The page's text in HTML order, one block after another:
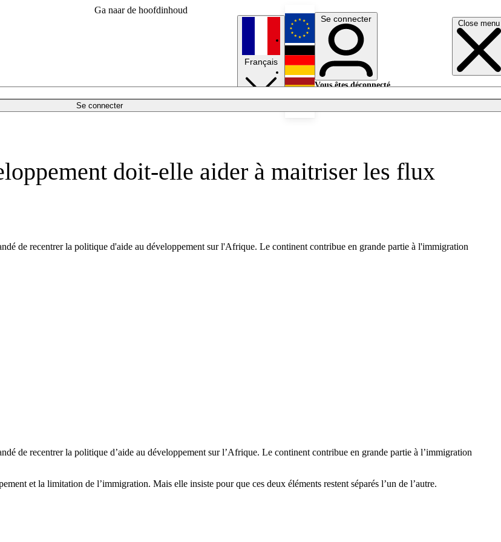
Ga naar de hoofdinhoud
Close menu
Se connecter
Français
English
Deutsch
Se connecter
Vous êtes déconnecté.
doit-elle aider à maitriser les flux
de recentrer la politique d'aide au développement sur l'Afrique. Le continent contribue en grande partie à l'immigration
de recentrer la politique d’aide au développement sur l’Afrique. Le continent contribue en grande partie à l’immigration
et la limitation de l’immigration. Mais elle insiste pour que ces deux éléments restent séparés l’un de l’autre.